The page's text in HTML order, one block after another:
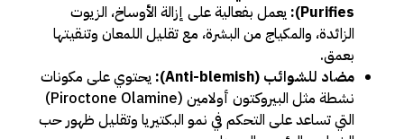
Purifies):
يعمل بفعالية على إزالة الأوساخ، الزيوت
الزائدة، والمكياج من البشرة، مع تقليل اللمعان وتنقيتها
بعمق.
مضاد للشوائب (Anti-blemish):
يحتوي على مكونات
نشطة مثل البيروكتون أولامين (Piroctone Olamine)
التي تساعد على التحكم في نمو البكتيريا وتقليل ظهور حب